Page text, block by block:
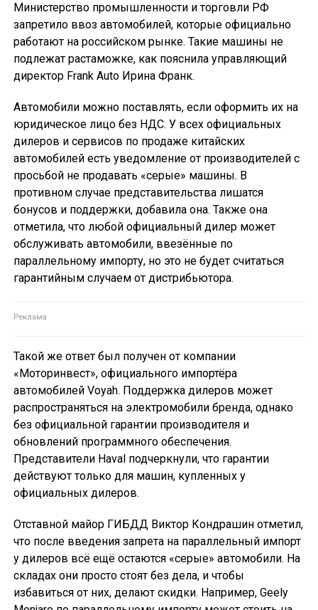
Министерство промышленности и торговли РФ
запретило ввоз автомобилей, которые официально
работают на российском рынке. Такие машины не
подлежат растаможке, как пояснила управляющий
директор Frank Auto Ирина Франк.
Автомобили можно поставлять, если оформить их на
юридическое лицо без НДС. У всех официальных
дилеров и сервисов по продаже китайских
автомобилей есть уведомление от производителей с
просьбой не продавать «серые» машины. В
противном случае представительства лишатся
бонусов и поддержки, добавила она. Также она
отметила, что любой официальный дилер может
обслуживать автомобили, ввезённые по
параллельному импорту, но это не будет считаться
гарантийным случаем от дистрибьютора.
Такой же ответ был получен от компании
«Моторинвест», официального импортёра
автомобилей Voyah. Поддержка дилеров может
распространяться на электромобили бренда, однако
без официальной гарантии производителя и
обновлений программного обеспечения.
Представители Haval подчеркнули, что гарантии
действуют только для машин, купленных у
официальных дилеров.
Отставной майор ГИБДД Виктор Кондрашин отметил,
что после введения запрета на параллельный импорт
у дилеров всё ещё остаются «серые» автомобили. На
складах они просто стоят без дела, и чтобы
избавиться от них, делают скидки. Например, Geely